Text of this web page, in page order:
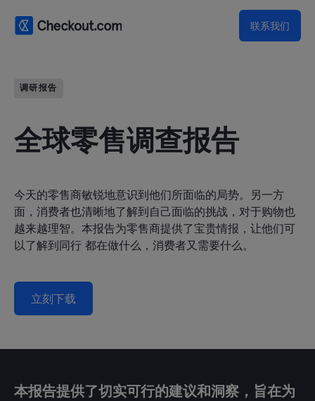
联系我们
调研报告
全球零售调查报告
今天的零售商敏锐地意识到他们所面临的局势。另一方
面，消费者也清晰地了解到自己面临的挑战，对于购物也
越来越理智。本报告为零售商提供了宝贵情报，让他们可
以了解到同行 都在做什么，消费者又需要什么。
立刻下载
本报告提供了切实可行的建议和洞察，旨在为